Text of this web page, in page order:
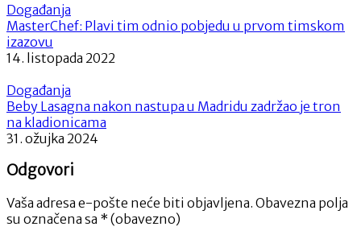
Događanja
MasterChef: Plavi tim odnio pobjedu u prvom timskom
izazovu
14. listopada 2022
Događanja
Beby Lasagna nakon nastupa u Madridu zadržao je tron
na kladionicama
31. ožujka 2024
Odgovori
Vaša adresa e-pošte neće biti objavljena. Obavezna polja
su označena sa * (obavezno)